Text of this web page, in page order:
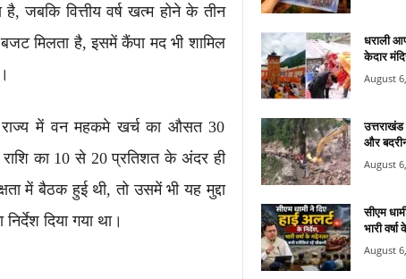
जबकि वित्तीय वर्ष खत्म होने के तीन
मिलता है, इसमें कैंपा मद भी शामिल
में वन महकमे खर्च का औसत 30
का 10 से 20 प्रतिशत के अंदर ही
में बैठक हुई थी, तो उसमें भी यह मुद्दा
दिया गया था।
धराली
केदार
August
उत्तराखंड
और
August
सीएम
भारी
August